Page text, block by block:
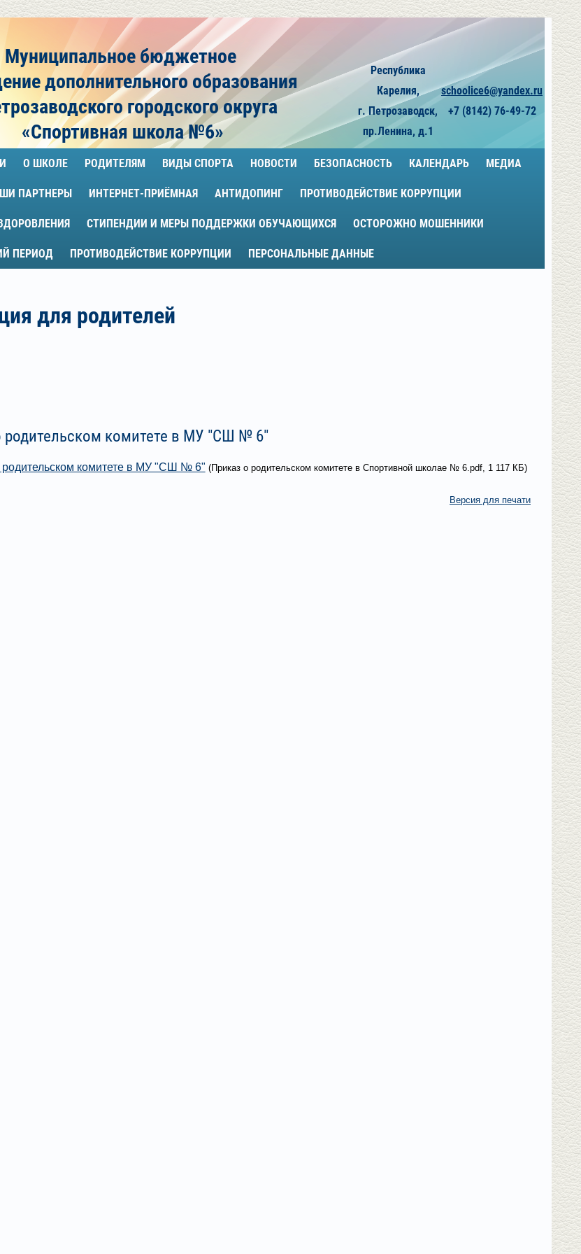
Муниципальное бюджетное
дополнительного образования
городского округа
«Спортивная школа №6»
Республика
Карелия,
г. Петрозаводск,
пр.Ленина, д.1
schoolice6@yandex.ru
+7 (8142) 76-49-72
О ШКОЛЕ РОДИТЕЛЯМ ВИДЫ СПОРТА НОВОСТИ БЕЗОПАСНОСТЬ КАЛЕНДАРЬ МЕДИА
ПАРТНЕРЫ ИНТЕРНЕТ-ПРИЁМНАЯ АНТИДОПИНГ ПРОТИВОДЕЙСТВИЕ КОРРУПЦИИ
СТИПЕНДИИ И МЕРЫ ПОДДЕРЖКИ ОБУЧАЮЩИХСЯ ОСТОРОЖНО МОШЕННИКИ
ПЕРИОД ПРОТИВОДЕЙСТВИЕ КОРРУПЦИИ ПЕРСОНАЛЬНЫЕ ДАННЫЕ
для родителей
родительском комитете в МУ "СШ № 6"
комитете в МУ "СШ № 6" (Приказ о родительском комитете в Спортивной школае № 6.pdf, 1 117 КБ)
Версия для печати